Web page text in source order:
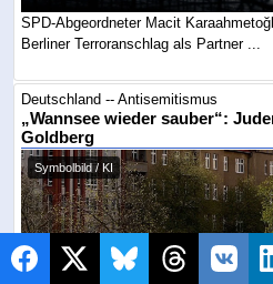
SPD-Abgeordneter Macit
Berliner Terroranschlag als Partner ...
Deutschland -- Antisemitismus
„Wannsee wieder sauber“:
Goldberg
Symbolbild / KI